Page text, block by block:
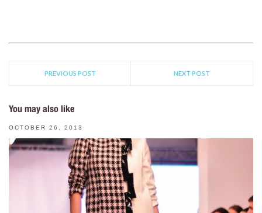
PREVIOUS POST NEXT POST
You may also like
OCTOBER 26, 2013